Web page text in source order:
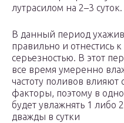
лутрасилом на 2–3 суток.
В данный период
правильно и отнестись к
серьезностью. В этот
все время умеренно
частоту поливов
факторы, поэтому в
будет увлажнять 1 либо
дважды в сутки